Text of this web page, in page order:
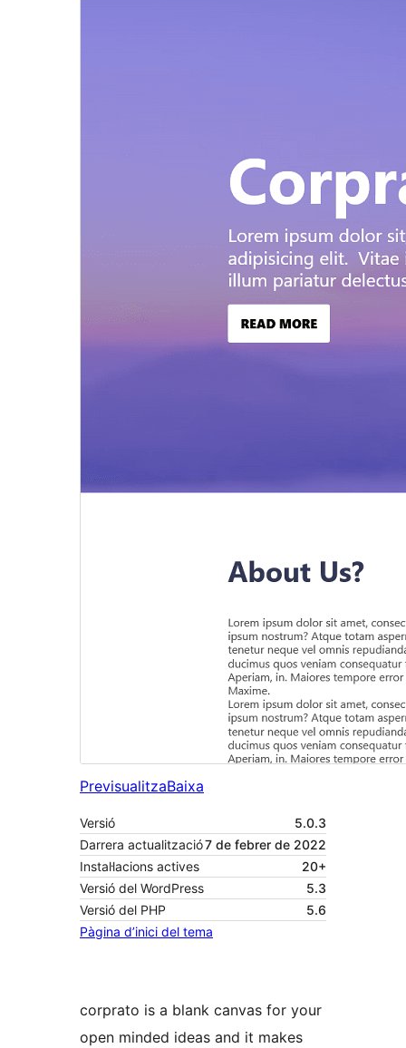
PrevisualitzaBaixa
Versió
5.0.3
Darrera actualització7 de febrer de 2022
Instal·lacions actives
20+
Versió del WordPress
5.3
Versió del PHP
5.6
Pàgina d’inici del tema
corprato is a blank canvas for your
open minded ideas and it makes